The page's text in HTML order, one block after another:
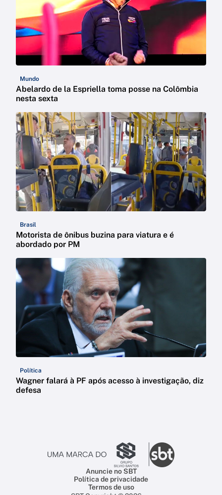
Mundo
Abelardo de la Espriella toma posse na Colômbia
nesta sexta
Brasil
Motorista de ônibus buzina para viatura e é
abordado por PM
Política
Wagner falará à PF após acesso à investigação, diz
defesa
Anuncie no SBT
Política de privacidade
Termos de uso